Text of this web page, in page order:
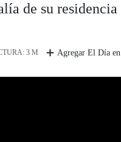
de su residencia
3 M Agregar El Día en